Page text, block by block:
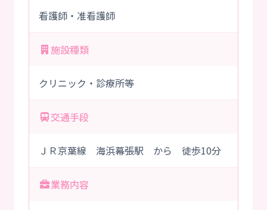
看護師・准看護師
施設種類
クリニック・診療所等
交通手段
ＪＲ京葉線 海浜幕張駅 から 徒歩10分
業務内容